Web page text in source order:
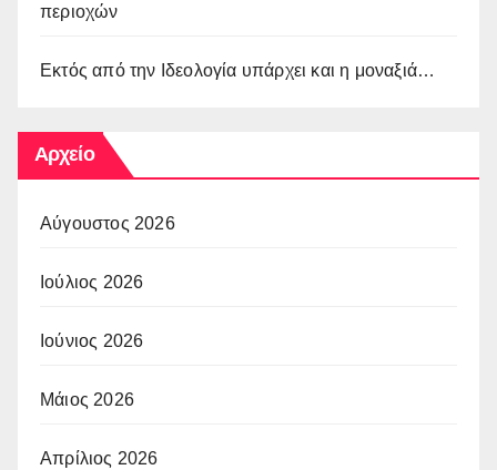
περιοχών
Εκτός από την Ιδεολογία υπάρχει και η μοναξιά…
Αρχείο
Αύγουστος 2026
Ιούλιος 2026
Ιούνιος 2026
Μάιος 2026
Απρίλιος 2026